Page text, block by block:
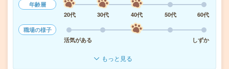
年齢層
20代
30代 40代 50代
60代
職場の様子
活気がある
しずか
もっと見る